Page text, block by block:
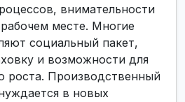
внимательности
месте. Многие
социальный пакет,
и возможности для
роста. Производственный
в новых